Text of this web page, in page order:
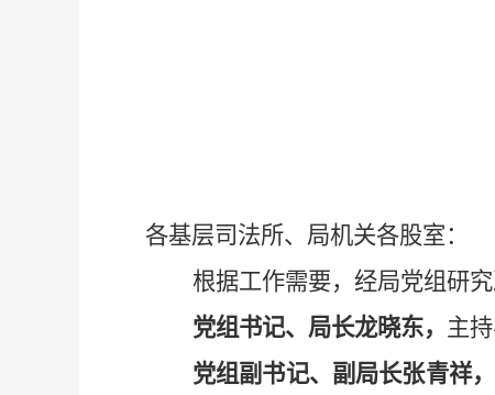
各基层司法所、局机关各股室：
根据工作需要，经局党组研
党组书记、局长龙晓东， 主
党组副书记、副局长张青祥，